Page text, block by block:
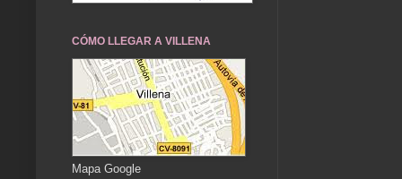
CÓMO LLEGAR A VILLENA
Mapa Google